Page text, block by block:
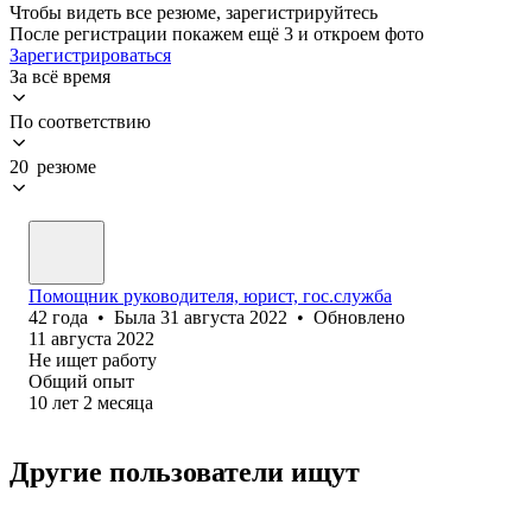
Чтобы видеть все резюме, зарегистрируйтесь
После регистрации покажем ещё 3 и откроем фото
Зарегистрироваться
За всё время
По соответствию
20 резюме
Помощник руководителя, юрист, гос.служба
42 года • Была 31 августа 2022 • Обновлено
11 августа 2022
Не ищет работу
Общий опыт
10 лет 2 месяца
Другие пользователи ищут